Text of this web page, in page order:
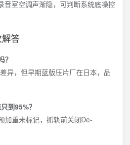
音室空调声渐隐，可判断系统底噪控
答
？
异，但早期蓝版压片厂在日本，品
到95%？
加重未标记，抓轨前关闭De-